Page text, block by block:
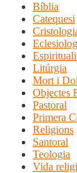
Bíblia
Catequesi
Litúrgia
Mort i Dol
Objectes
Pastoral
Primera
Religions
Santoral
Teologia
Vida